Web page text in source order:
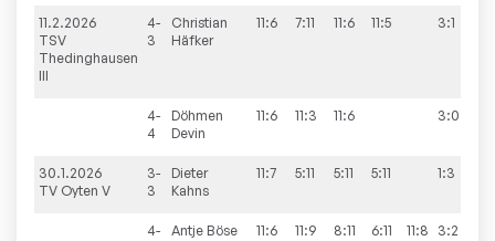
11.2.2026
TSV
Thedinghausen
III
4-
3
Christian
Häfker
11:6 7:11 11:6 11:5 3:1
4-
4
Döhmen
Devin
11:6 11:3 11:6 3:0
30.1.2026
TV Oyten V
3-
3
Dieter
Kahns
11:7 5:11 5:11 5:11 1:3
4-
Antje Böse 11:6 11:9 8:11 6:11 11:8 3:2